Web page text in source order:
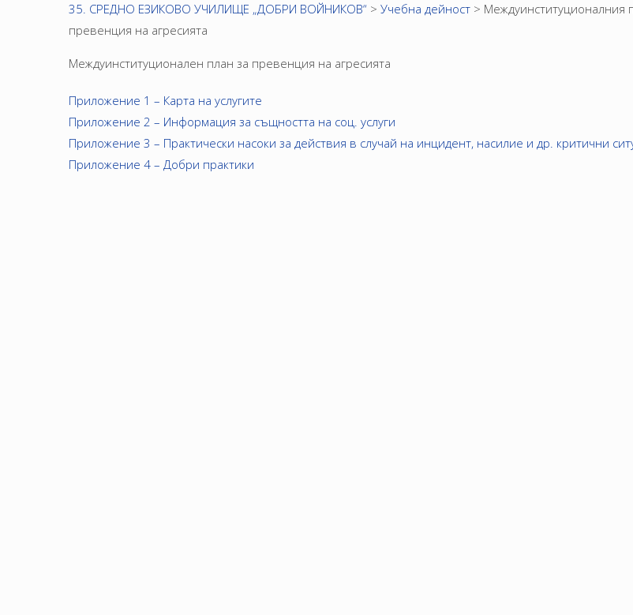
35. СРЕДНО ЕЗИКОВО УЧИЛИЩЕ „ДОБРИ ВОЙНИКОВ“ > Учебна дейност > Междуинституционалния
превенция на агресията
Междуинституционален план за превенция на агресията
Приложение 1 – Карта на услугите
Приложение 2 – Информация за същността на соц. услуги
Приложение 3 – Практически насоки за действия в случай на инцидент, насилие и др. критични
Приложение 4 – Добри практики